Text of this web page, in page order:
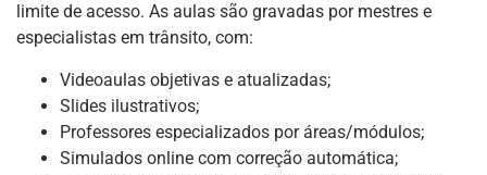
limite de acesso. As aulas são gravadas por mestres e
especialistas em trânsito, com:
Videoaulas objetivas e atualizadas;
Slides ilustrativos;
Professores especializados por áreas/módulos;
Simulados online com correção automática;